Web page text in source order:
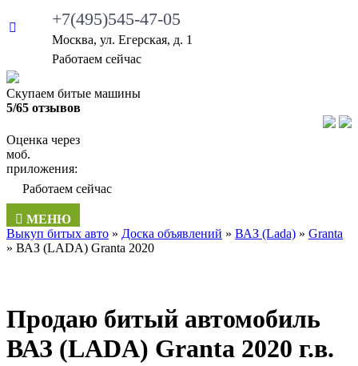
+7(495)545-47-05
Москва, ул. Егерская, д. 1
Работаем сейчас
Скупаем битые машины
5/65 отзывов
Оценка через
моб.
приложения:
Работаем сейчас
МЕНЮ
Выкуп битых авто » Доска объявлений » ВАЗ (Lada) » Granta
» ВАЗ (LADA) Granta 2020
Продаю битый автомобиль
ВАЗ (LADA) Granta 2020 г.в.